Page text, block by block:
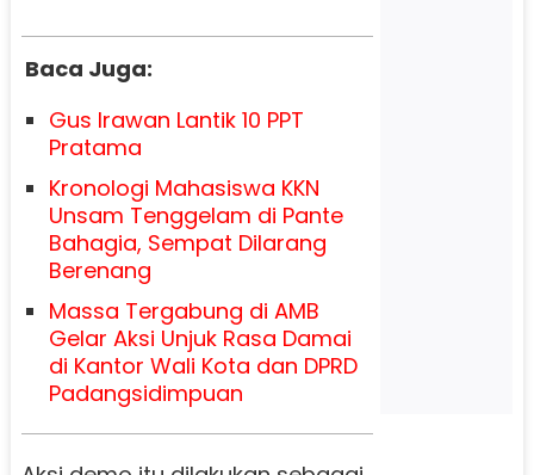
Baca Juga:
Gus Irawan Lantik 10 PPT
Pratama
Kronologi Mahasiswa KKN
Unsam Tenggelam di Pante
Bahagia, Sempat Dilarang
Berenang
Massa Tergabung di AMB
Gelar Aksi Unjuk Rasa Damai
di Kantor Wali Kota dan DPRD
Padangsidimpuan